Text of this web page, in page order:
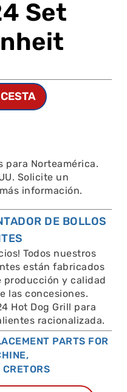
Set
para Norteamérica.
Solicite un
información.
DE BOLLOS
Todos nuestros
están fabricados
producción y calidad
las concesiones.
Hot Dog Grill para
racionalizada.
PARTS FOR